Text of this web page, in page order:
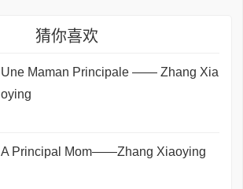
猜你喜欢
Une Maman Principale —— Zhang Xia
oying
A Principal Mom——Zhang Xiaoying